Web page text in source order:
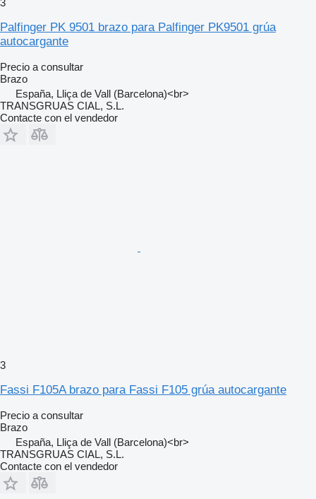
Palfinger PK 9501 brazo para Palfinger PK9501 grúa
autocargante
Precio a consultar
Brazo
España, Lliça de Vall (Barcelona)<br>
TRANSGRUAS CIAL, S.L.
Contacte con el vendedor
3
Fassi F105A brazo para Fassi F105 grúa autocargante
Precio a consultar
Brazo
España, Lliça de Vall (Barcelona)<br>
TRANSGRUAS CIAL, S.L.
Contacte con el vendedor